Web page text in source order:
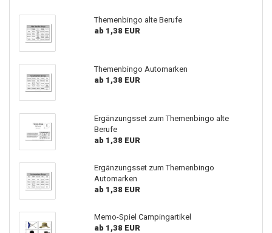
Themenbingo alte Berufe
ab 1,38 EUR
Themenbingo Automarken
ab 1,38 EUR
Ergänzungsset zum Themenbingo alte
Berufe
ab 1,38 EUR
Ergänzungsset zum Themenbingo
Automarken
ab 1,38 EUR
Memo-Spiel Campingartikel
ab 1,38 EUR